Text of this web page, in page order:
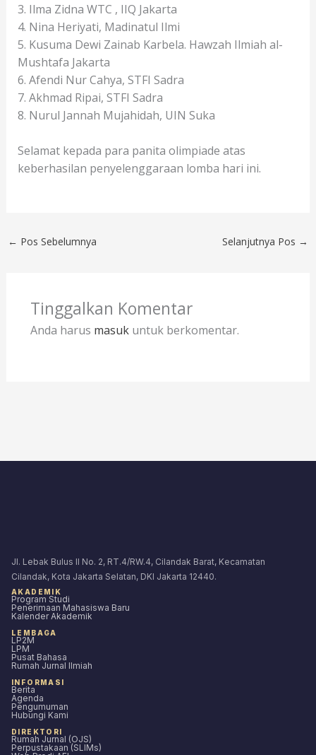
3. Ilma Zidna WTC , IIQ Jakarta
4. Nina Heriyati, Madinatul Ilmi
5. Kusuma Dewi Zainab Karbela. Hawzah Ilmiah al-
Mushtafa Jakarta
6. Afendi Nur Cahya, STFI Sadra
7. Akhmad Ripai, STFI Sadra
8. Nurul Jannah Mujahidah, UIN Suka
Selamat kepada para panita olimpiade atas
keberhasilan penyelenggaraan lomba hari ini.
← Pos Sebelumnya Selanjutnya Pos →
Tinggalkan Komentar
Anda harus masukuntuk berkomentar.
Jl. Lebak Bulus II No. 2, RT.4/RW.4, Cilandak Barat, Kecamatan
Cilandak, Kota Jakarta Selatan, DKI Jakarta 12440.
AKADEMIK
Program Studi
Penerimaan Mahasiswa Baru
Kalender Akademik
LEMBAGA
LP2M
LPM
Pusat Bahasa
Rumah Jurnal Ilmiah
INFORMASI
Berita
Agenda
Pengumuman
Hubungi Kami
DIREKTORI
Rumah Jurnal (OJS)
Perpustakaan (SLIMs)